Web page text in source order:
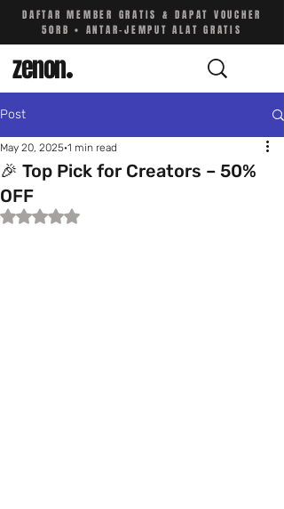
DAFTAR MEMBER GRATIS & DAPAT VOUCHER
50RB • ANTAR-JEMPUT ALAT GRATIS
zenon.
Post
🎉 Top Pick for Creators – 50%
OFF
May 20, 2025 1 min read
Rated NaN out of 5 stars.